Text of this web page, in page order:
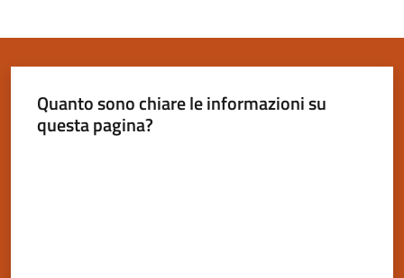
Quanto sono chiare le informazioni su
questa pagina?